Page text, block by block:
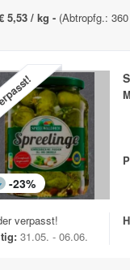
5,53 / kg - (Abtropfg.:
-23%
verpasst!
31.05. - 06.06.